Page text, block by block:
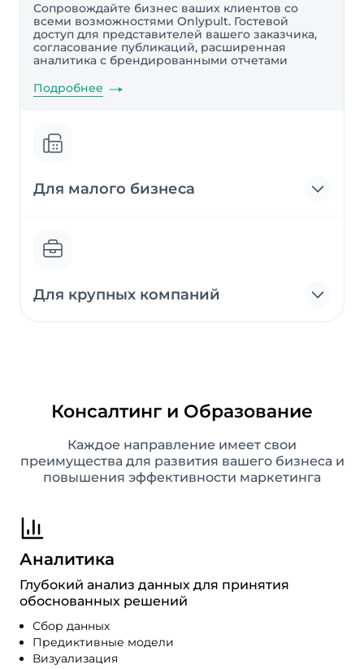
Сопровождайте бизнес ваших клиентов со
всеми возможностями Onlypult. Гостевой
доступ для представителей вашего заказчика,
согласование публикаций, расширенная
аналитика с брендированными отчетами
Подробнее
Для малого бизнеса
Для крупных компаний
Консалтинг и Образование
Каждое направление имеет свои
преимущества для развития вашего бизнеса и
повышения эффективности маркетинга
Аналитика
Глубокий анализ данных для принятия
обоснованных решений
Сбор данных
Предиктивные модели
Визуализация